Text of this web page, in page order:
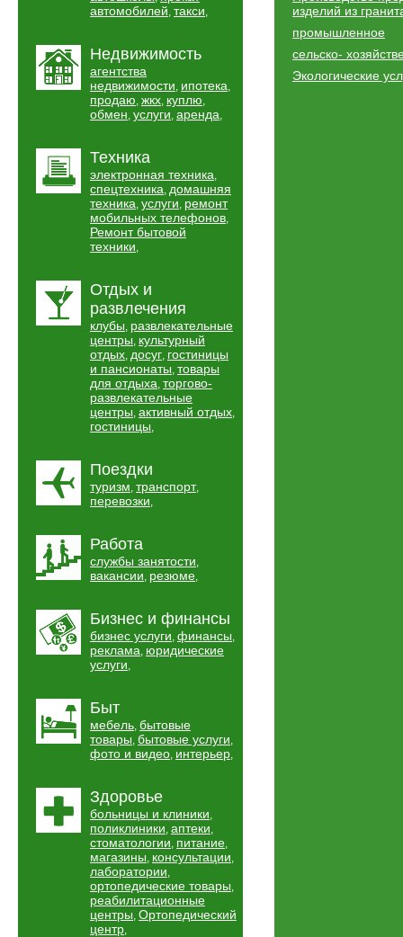
автомобилей, такси,
Недвижимость
агентства
недвижимости, ипотека,
продаю, жкх, куплю,
обмен, услуги, аренда,
Техника
электронная техника,
спецтехника, домашняя
техника, услуги, ремонт
мобильных телефонов,
Ремонт бытовой
техники,
Отдых и
развлечения
клубы, развлекательные
центры, культурный
отдых, досуг, гостиницы
и пансионаты, товары
для отдыха, торгово-
развлекательные
центры, активный отдых,
гостиницы,
Поездки
туризм, транспорт,
перевозки,
Работа
службы занятости,
вакансии, резюме,
Бизнес и финансы
бизнес услуги, финансы,
реклама, юридические
услуги,
Быт
мебель, бытовые
товары, бытовые услуги,
фото и видео, интерьер,
Здоровье
больницы и клиники,
поликлиники, аптеки,
стоматологии, питание,
магазины, консультации,
лаборатории,
ортопедические товары,
реабилитационные
центры, Ортопедический
центр,
изделий из
промышленное
сельско-
Экологические